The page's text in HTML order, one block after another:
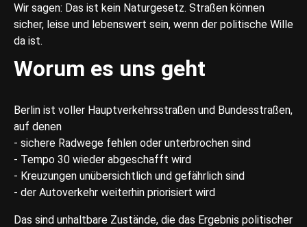
Wir sagen: Das ist kein Naturgesetz. Straßen können
sicher, leise und lebenswert sein, wenn der politische Wille
da ist.
Worum es uns geht
Berlin ist voller Hauptverkehrsstraßen und Bundesstraßen,
auf denen
- sichere Radwege fehlen oder unterbrochen sind
- Tempo 30 wieder abgeschafft wird
- Kreuzungen unübersichtlich und gefährlich sind
- der Autoverkehr weiterhin priorisiert wird
Das sind unhaltbare Zustände, die das Ergebnis politischer